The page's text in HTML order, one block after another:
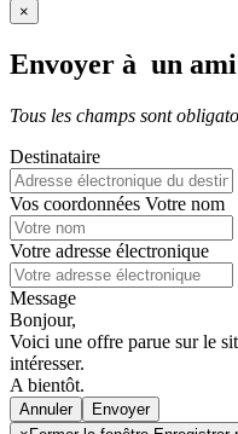
×
Envoyer à un ami
Tous les champs sont
Destinataire
Vos coordonnées Votre nom
Votre adresse électronique
Message
Bonjour,
Voici une offre parue sur le
intéresser.
A bientôt.
Annuler